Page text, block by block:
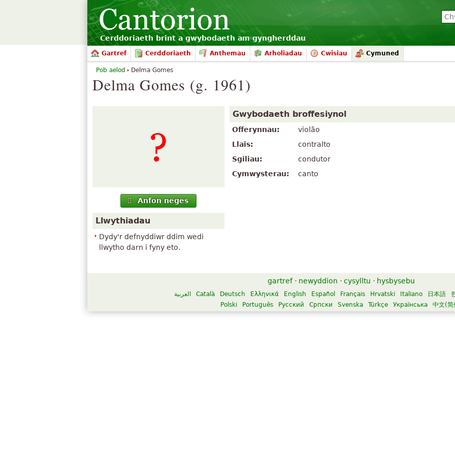
Cerddoriaeth brint a gwybodaeth am gyngherddau
Gartref Cerddoriaeth Anthemau Arholiadau Cwisiau Cymuned
Delma Gomes (g. 1961)
Anfon neges
Llwythiadau
Dydy'r defnyddiwr ddim wedi
llwytho darn i fyny eto.
Gwybodaeth broffesiynol
Offerynnau:
violão
Llais:
contralto
Sgiliau:
condutor
Cymwysterau:
canto
Pob aelod Delma Gomes
gartref · newyddion · cysylltu · hysbysebu
العربية Català Deutsch Ελληνικά English Español Français Hrvatski Italiano 日本語
Polski
Português Русский Српски Svenska Türkçe Українська 中文(简